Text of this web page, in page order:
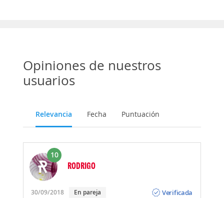
Opiniones de nuestros
usuarios
Relevancia Fecha Puntuación
10
RODRIGO
30/09/2018 En pareja
Verificada